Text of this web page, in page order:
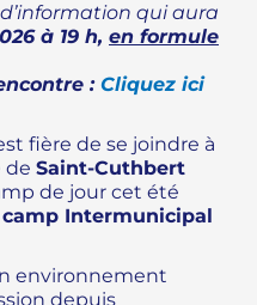
qui aura
à 19 h, en formule
: Cliquez ici
fière de se joindre à
de Saint-Cuthbert
de jour cet été
Intermunicipal
environnement
depuis